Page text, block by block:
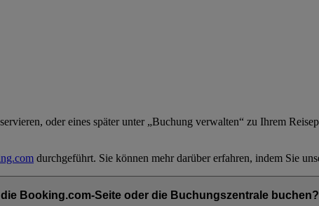
oder eines später unter „Buchung verwalten“ zu Ihrem
durchgeführt. Sie können mehr darüber erfahren, indem Sie
Booking.com-Seite oder die Buchungszentrale buchen?